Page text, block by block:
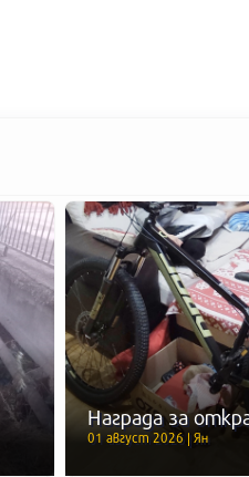
Награда за
01 август 2026 | Ян